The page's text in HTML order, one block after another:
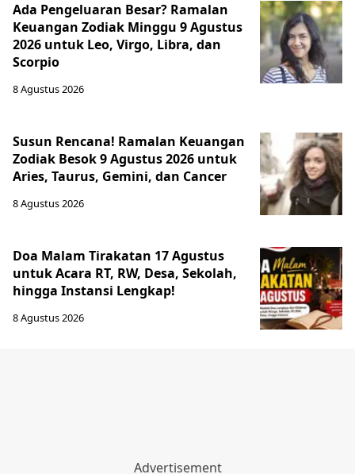
Ada Pengeluaran Besar? Ramalan
Keuangan Zodiak Minggu 9 Agustus
2026 untuk Leo, Virgo, Libra, dan
Scorpio
8 Agustus 2026
Susun Rencana! Ramalan Keuangan
Zodiak Besok 9 Agustus 2026 untuk
Aries, Taurus, Gemini, dan Cancer
8 Agustus 2026
Doa Malam Tirakatan 17 Agustus
untuk Acara RT, RW, Desa, Sekolah,
hingga Instansi Lengkap!
8 Agustus 2026